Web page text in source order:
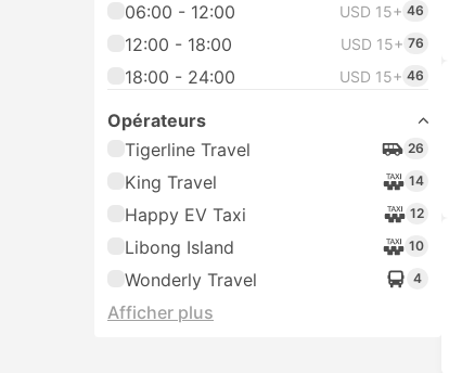
06:00 - 12:00 USD 15+ 46
12:00 - 18:00 USD 15+ 76
18:00 - 24:00 USD 15+ 46
Opérateurs
Tigerline Travel
26
King Travel 14
Happy EV Taxi 12
Libong Island 10
Wonderly Travel 4
Afficher plus